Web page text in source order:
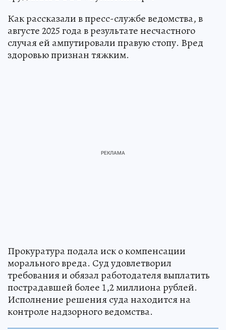
Как рассказали в пресс-службе ведомства, в
августе 2025 года в результате несчастного
случая ей ампутировали правую стопу. Вред
здоровью признан тяжким.
Прокуратура подала иск о компенсации
морального вреда. Суд удовлетворил
требования и обязал работодателя выплатить
пострадавшей более 1,2 миллиона рублей.
Исполнение решения суда находится на
контроле надзорного ведомства.